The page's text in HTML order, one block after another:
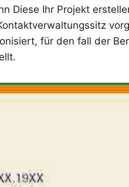
Diese Ihr Projekt
für den fall der